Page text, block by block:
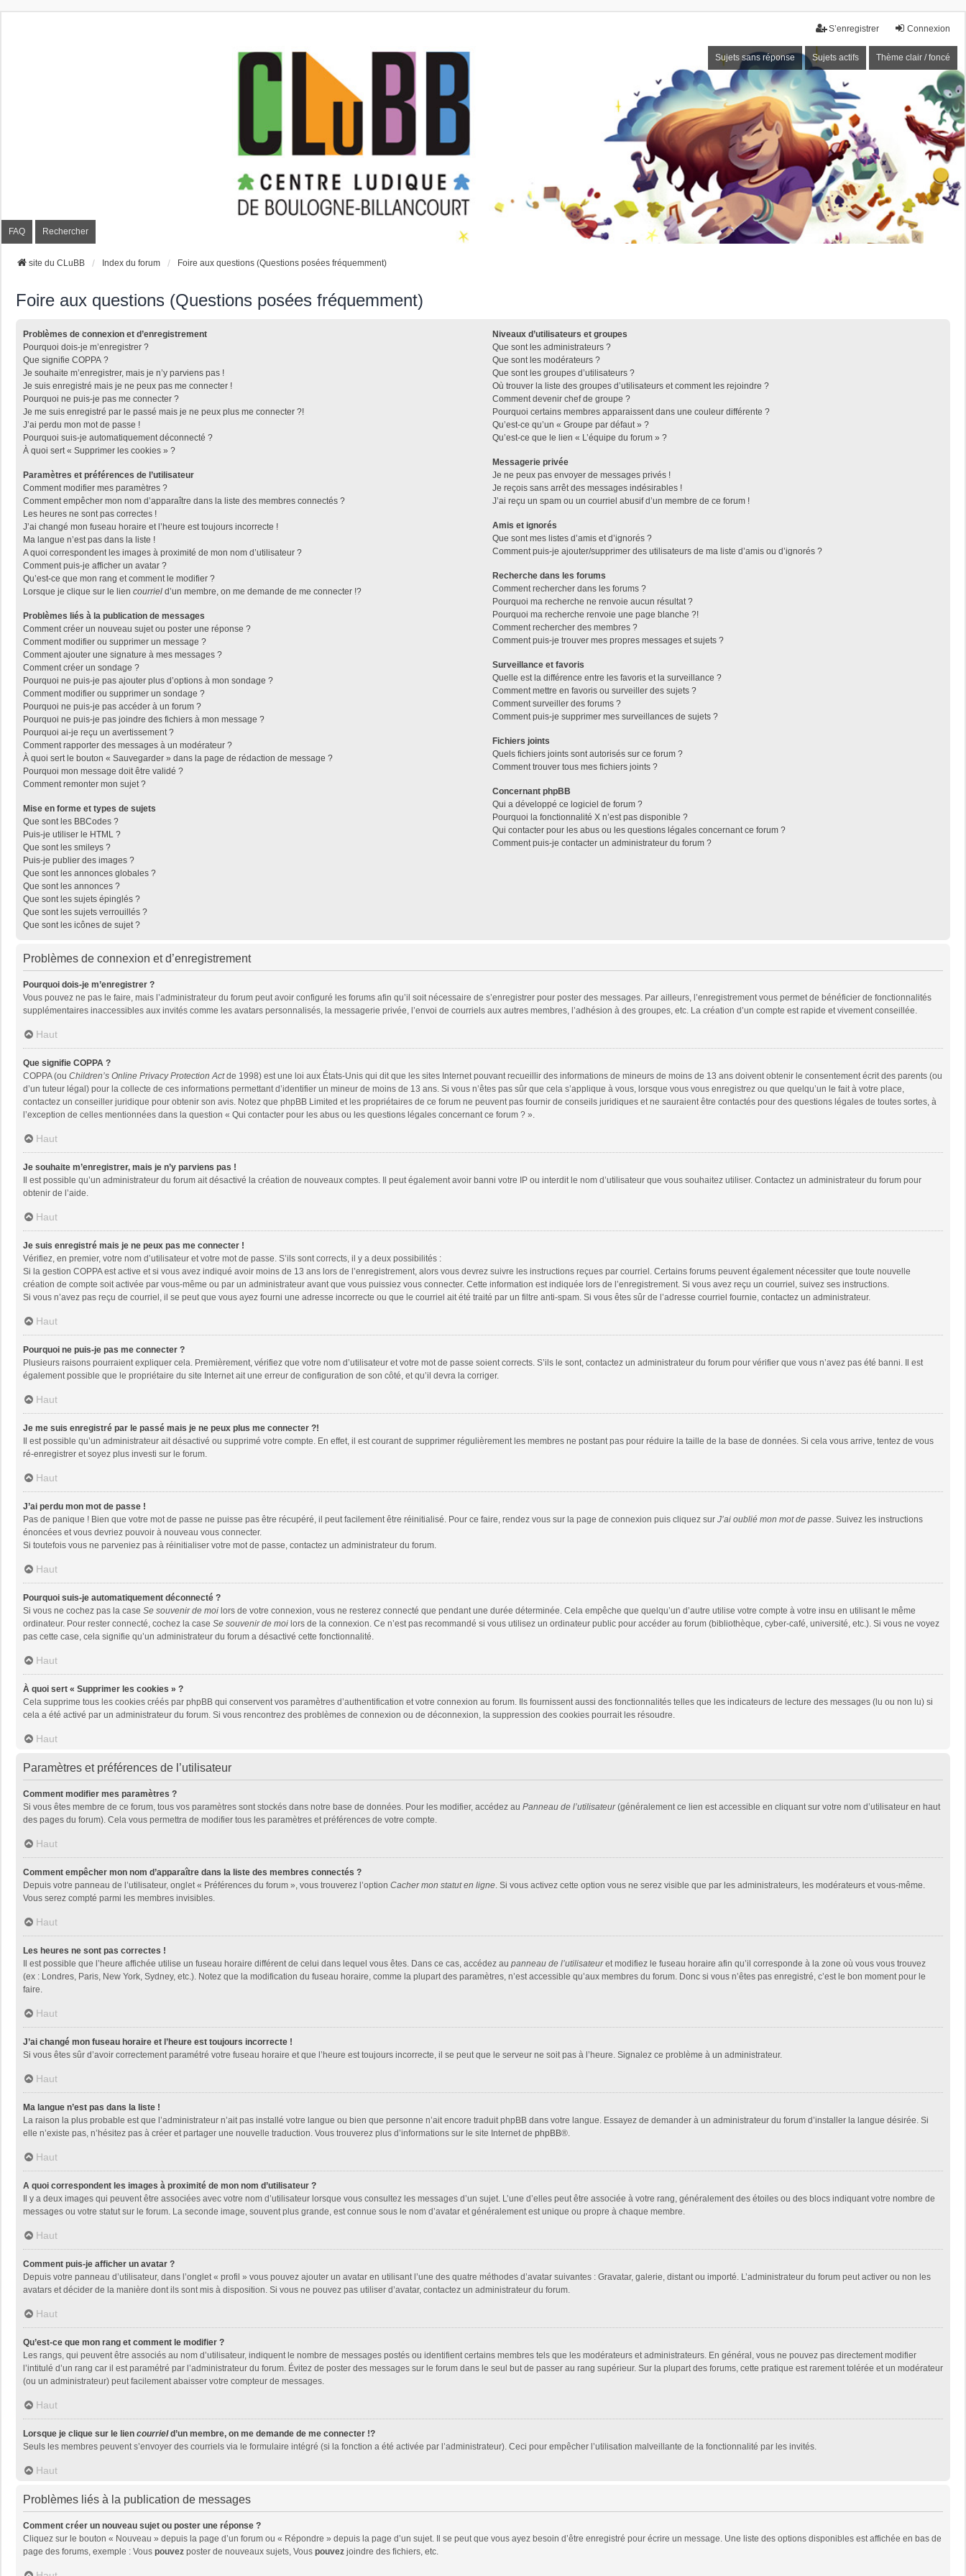
Connexion
S’enregistrer
Sujets sans réponse Sujets actifs Thème clair / foncé
FAQ Rechercher
site du CLuBB Index du forum Foire aux questions (Questions posées fréquemment)
Foire aux questions (Questions posées fréquemment)
Problèmes de connexion et d’enregistrement
Pourquoi dois-je m’enregistrer ?
Que signifie COPPA ?
Je souhaite m’enregistrer, mais je n’y parviens pas !
Je suis enregistré mais je ne peux pas me connecter !
Pourquoi ne puis-je pas me connecter ?
Je me suis enregistré par le passé mais je ne peux plus me connecter ?!
J’ai perdu mon mot de passe !
Pourquoi suis-je automatiquement déconnecté ?
À quoi sert « Supprimer les cookies » ?
Paramètres et préférences de l’utilisateur
Comment modifier mes paramètres ?
Comment empêcher mon nom d’apparaître dans la liste des membres connectés ?
Les heures ne sont pas correctes !
J’ai changé mon fuseau horaire et l’heure est toujours incorrecte !
Ma langue n’est pas dans la liste !
A quoi correspondent les images à proximité de mon nom d’utilisateur ?
Comment puis-je afficher un avatar ?
Qu’est-ce que mon rang et comment le modifier ?
Lorsque je clique sur le lien courriel d’un membre, on me demande de me connecter !?
Problèmes liés à la publication de messages
Comment créer un nouveau sujet ou poster une réponse ?
Comment modifier ou supprimer un message ?
Comment ajouter une signature à mes messages ?
Comment créer un sondage ?
Pourquoi ne puis-je pas ajouter plus d’options à mon sondage ?
Comment modifier ou supprimer un sondage ?
Pourquoi ne puis-je pas accéder à un forum ?
Pourquoi ne puis-je pas joindre des fichiers à mon message ?
Pourquoi ai-je reçu un avertissement ?
Comment rapporter des messages à un modérateur ?
À quoi sert le bouton « Sauvegarder » dans la page de rédaction de message ?
Pourquoi mon message doit être validé ?
Comment remonter mon sujet ?
Mise en forme et types de sujets
Que sont les BBCodes ?
Puis-je utiliser le HTML ?
Que sont les smileys ?
Puis-je publier des images ?
Que sont les annonces globales ?
Que sont les annonces ?
Que sont les sujets épinglés ?
Que sont les sujets verrouillés ?
Que sont les icônes de sujet ?
Niveaux d’utilisateurs et groupes
Que sont les administrateurs ?
Que sont les modérateurs ?
Que sont les groupes d’utilisateurs ?
Où trouver la liste des groupes d’utilisateurs et comment les rejoindre ?
Comment devenir chef de groupe ?
Pourquoi certains membres apparaissent dans une couleur différente ?
Qu’est-ce qu’un « Groupe par défaut » ?
Qu’est-ce que le lien « L’équipe du forum » ?
Messagerie privée
Je ne peux pas envoyer de messages privés !
Je reçois sans arrêt des messages indésirables !
J’ai reçu un spam ou un courriel abusif d’un membre de ce forum !
Amis et ignorés
Que sont mes listes d’amis et d’ignorés ?
Comment puis-je ajouter/supprimer des utilisateurs de ma liste d’amis ou d’ignorés ?
Recherche dans les forums
Comment rechercher dans les forums ?
Pourquoi ma recherche ne renvoie aucun résultat ?
Pourquoi ma recherche renvoie une page blanche ?!
Comment rechercher des membres ?
Comment puis-je trouver mes propres messages et sujets ?
Surveillance et favoris
Quelle est la différence entre les favoris et la surveillance ?
Comment mettre en favoris ou surveiller des sujets ?
Comment surveiller des forums ?
Comment puis-je supprimer mes surveillances de sujets ?
Fichiers joints
Quels fichiers joints sont autorisés sur ce forum ?
Comment trouver tous mes fichiers joints ?
Concernant phpBB
Qui a développé ce logiciel de forum ?
Pourquoi la fonctionnalité X n’est pas disponible ?
Qui contacter pour les abus ou les questions légales concernant ce forum ?
Comment puis-je contacter un administrateur du forum ?
Problèmes de connexion et d’enregistrement
Pourquoi dois-je m’enregistrer ?
Vous pouvez ne pas le faire, mais l’administrateur du forum peut avoir configuré les forums afin qu’il soit nécessaire de s’enregistrer pour poster des messages. Par ailleurs, l’enregistrement vous permet de bénéficier de fonctionnalités
supplémentaires inaccessibles aux invités comme les avatars personnalisés, la messagerie privée, l’envoi de courriels aux autres membres, l’adhésion à des groupes, etc. La création d’un compte est rapide et vivement conseillée.
Haut
Que signifie COPPA ?
COPPA (ou Children’s Online Privacy Protection Actde 1998) est une loi aux États-Unis qui dit que les sites Internet pouvant recueillir des informations de mineurs de moins de 13 ans doivent obtenir le consentement écrit des parents (ou
d’un tuteur légal) pour la collecte de ces informations permettant d’identifier un mineur de moins de 13 ans. Si vous n’êtes pas sûr que cela s’applique à vous, lorsque vous vous enregistrez ou que quelqu’un le fait à votre place,
contactez un conseiller juridique pour obtenir son avis. Notez que phpBB Limited et les propriétaires de ce forum ne peuvent pas fournir de conseils juridiques et ne sauraient être contactés pour des questions légales de toutes sortes, à
l’exception de celles mentionnées dans la question « Qui contacter pour les abus ou les questions légales concernant ce forum ? ».
Haut
Je souhaite m’enregistrer, mais je n’y parviens pas !
Il est possible qu’un administrateur du forum ait désactivé la création de nouveaux comptes. Il peut également avoir banni votre IP ou interdit le nom d’utilisateur que vous souhaitez utiliser. Contactez un administrateur du forum pour
obtenir de l’aide.
Haut
Je suis enregistré mais je ne peux pas me connecter !
Vérifiez, en premier, votre nom d’utilisateur et votre mot de passe. S’ils sont corrects, il y a deux possibilités :
Si la gestion COPPA est active et si vous avez indiqué avoir moins de 13 ans lors de l’enregistrement, alors vous devrez suivre les instructions reçues par courriel. Certains forums peuvent également nécessiter que toute nouvelle
création de compte soit activée par vous-même ou par un administrateur avant que vous puissiez vous connecter. Cette information est indiquée lors de l’enregistrement. Si vous avez reçu un courriel, suivez ses instructions.
Si vous n’avez pas reçu de courriel, il se peut que vous ayez fourni une adresse incorrecte ou que le courriel ait été traité par un filtre anti-spam. Si vous êtes sûr de l’adresse courriel fournie, contactez un administrateur.
Haut
Pourquoi ne puis-je pas me connecter ?
Plusieurs raisons pourraient expliquer cela. Premièrement, vérifiez que votre nom d’utilisateur et votre mot de passe soient corrects. S’ils le sont, contactez un administrateur du forum pour vérifier que vous n’avez pas été banni. Il est
également possible que le propriétaire du site Internet ait une erreur de configuration de son côté, et qu’il devra la corriger.
Haut
Je me suis enregistré par le passé mais je ne peux plus me connecter ?!
Il est possible qu’un administrateur ait désactivé ou supprimé votre compte. En effet, il est courant de supprimer régulièrement les membres ne postant pas pour réduire la taille de la base de données. Si cela vous arrive, tentez de vous
ré-enregistrer et soyez plus investi sur le forum.
Haut
J’ai perdu mon mot de passe !
Pas de panique ! Bien que votre mot de passe ne puisse pas être récupéré, il peut facilement être réinitialisé. Pour ce faire, rendez vous sur la page de connexion puis cliquez sur J’ai oublié mon mot de passe. Suivez les instructions
énoncées et vous devriez pouvoir à nouveau vous connecter.
Si toutefois vous ne parveniez pas à réinitialiser votre mot de passe, contactez un administrateur du forum.
Haut
Pourquoi suis-je automatiquement déconnecté ?
Si vous ne cochez pas la case Se souvenir de moi lors de votre connexion, vous ne resterez connecté que pendant une durée déterminée. Cela empêche que quelqu’un d’autre utilise votre compte à votre insu en utilisant le même
ordinateur. Pour rester connecté, cochez la case Se souvenir de moi lors de la connexion. Ce n’est pas recommandé si vous utilisez un ordinateur public pour accéder au forum (bibliothèque, cyber-café, université, etc.). Si vous ne voyez
pas cette case, cela signifie qu’un administrateur du forum a désactivé cette fonctionnalité.
Haut
À quoi sert « Supprimer les cookies » ?
Cela supprime tous les cookies créés par phpBB qui conservent vos paramètres d’authentification et votre connexion au forum. Ils fournissent aussi des fonctionnalités telles que les indicateurs de lecture des messages (lu ou non lu) si
cela a été activé par un administrateur du forum. Si vous rencontrez des problèmes de connexion ou de déconnexion, la suppression des cookies pourrait les résoudre.
Haut
Paramètres et préférences de l’utilisateur
Comment modifier mes paramètres ?
Si vous êtes membre de ce forum, tous vos paramètres sont stockés dans notre base de données. Pour les modifier, accédez au Panneau de l’utilisateur(généralement ce lien est accessible en cliquant sur votre nom d’utilisateur en haut
des pages du forum). Cela vous permettra de modifier tous les paramètres et préférences de votre compte.
Haut
Comment empêcher mon nom d’apparaître dans la liste des membres connectés ?
Depuis votre panneau de l’utilisateur, onglet « Préférences du forum », vous trouverez l’option Cacher mon statut en ligne. Si vous activez cette option vous ne serez visible que par les administrateurs, les modérateurs et vous-même.
Vous serez compté parmi les membres invisibles.
Haut
Les heures ne sont pas correctes !
Il est possible que l’heure affichée utilise un fuseau horaire différent de celui dans lequel vous êtes. Dans ce cas, accédez au panneau de l’utilisateuret modifiez le fuseau horaire afin qu’il corresponde à la zone où vous vous trouvez
(ex : Londres, Paris, New York, Sydney, etc.). Notez que la modification du fuseau horaire, comme la plupart des paramètres, n’est accessible qu’aux membres du forum. Donc si vous n’êtes pas enregistré, c’est le bon moment pour le
faire.
Haut
J’ai changé mon fuseau horaire et l’heure est toujours incorrecte !
Si vous êtes sûr d’avoir correctement paramétré votre fuseau horaire et que l’heure est toujours incorrecte, il se peut que le serveur ne soit pas à l’heure. Signalez ce problème à un administrateur.
Haut
Ma langue n’est pas dans la liste !
La raison la plus probable est que l’administrateur n’ait pas installé votre langue ou bien que personne n’ait encore traduit phpBB dans votre langue. Essayez de demander à un administrateur du forum d’installer la langue désirée. Si
elle n’existe pas, n’hésitez pas à créer et partager une nouvelle traduction. Vous trouverez plus d’informations sur le site Internet de phpBB®.
Haut
A quoi correspondent les images à proximité de mon nom d’utilisateur ?
Il y a deux images qui peuvent être associées avec votre nom d’utilisateur lorsque vous consultez les messages d’un sujet. L’une d’elles peut être associée à votre rang, généralement des étoiles ou des blocs indiquant votre nombre de
messages ou votre statut sur le forum. La seconde image, souvent plus grande, est connue sous le nom d’avatar et généralement est unique ou propre à chaque membre.
Haut
Comment puis-je afficher un avatar ?
Depuis votre panneau d’utilisateur, dans l’onglet « profil » vous pouvez ajouter un avatar en utilisant l’une des quatre méthodes d’avatar suivantes : Gravatar, galerie, distant ou importé. L’administrateur du forum peut activer ou non les
avatars et décider de la manière dont ils sont mis à disposition. Si vous ne pouvez pas utiliser d’avatar, contactez un administrateur du forum.
Haut
Qu’est-ce que mon rang et comment le modifier ?
Les rangs, qui peuvent être associés au nom d’utilisateur, indiquent le nombre de messages postés ou identifient certains membres tels que les modérateurs et administrateurs. En général, vous ne pouvez pas directement modifier
l’intitulé d’un rang car il est paramétré par l’administrateur du forum. Évitez de poster des messages sur le forum dans le seul but de passer au rang supérieur. Sur la plupart des forums, cette pratique est rarement tolérée et un modérateur
(ou un administrateur) peut facilement abaisser votre compteur de messages.
Haut
Lorsque je clique sur le lien courrield’un membre, on me demande de me connecter !?
Seuls les membres peuvent s’envoyer des courriels via le formulaire intégré (si la fonction a été activée par l’administrateur). Ceci pour empêcher l’utilisation malveillante de la fonctionnalité par les invités.
Haut
Problèmes liés à la publication de messages
Comment créer un nouveau sujet ou poster une réponse ?
Cliquez sur le bouton « Nouveau » depuis la page d’un forum ou « Répondre » depuis la page d’un sujet. Il se peut que vous ayez besoin d’être enregistré pour écrire un message. Une liste des options disponibles est affichée en bas de
page des forums, exemple : Vous pouvez poster de nouveaux sujets, Vous pouvez joindre des fichiers, etc.